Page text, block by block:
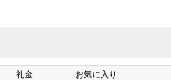
礼金 お気に入り